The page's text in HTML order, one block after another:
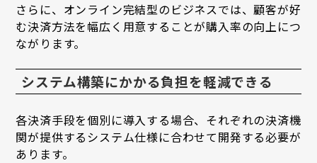
さらに、オンライン完結型のビジネスでは、顧客が好
む決済方法を幅広く用意することが購入率の向上につ
ながります。
システム構築にかかる負担を軽減できる
各決済手段を個別に導入する場合、それぞれの決済機
関が提供するシステム仕様に合わせて開発する必要が
あります。